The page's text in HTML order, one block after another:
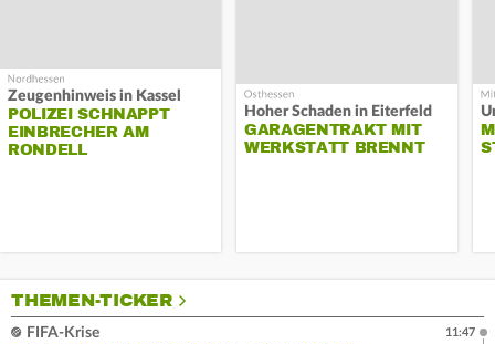
Zeugenhinweis in Kassel
POLIZEI SCHNAPPT
EINBRECHER AM
RONDELL
Hoher Schaden in Eiterfeld
GARAGENTRAKT MIT
WERKSTATT BRENNT
THEMEN-TICKER
FIFA-Krise
11:47